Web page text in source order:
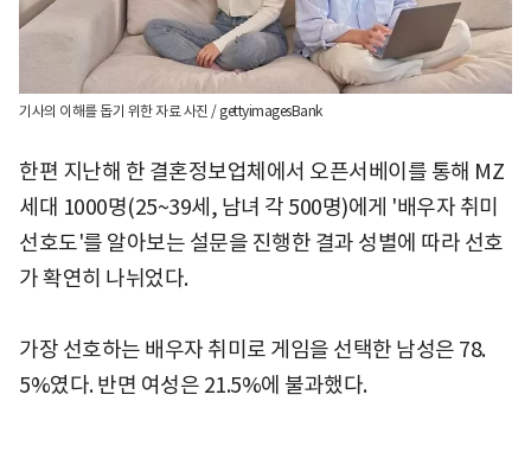
기사의 이해를 돕기 위한 자료 사진 / gettyimagesBank
한편 지난해 한 결혼정보업체에서 오픈서베이를 통해 MZ
세대 1000명(25~39세, 남녀 각 500명)에게 '배우자 취미
선호도'를 알아보는 설문을 진행한 결과 성별에 따라 선호
가 확연히 나뉘었다.
가장 선호하는 배우자 취미로 게임을 선택한 남성은 78.
5%였다. 반면 여성은 21.5%에 불과했다.